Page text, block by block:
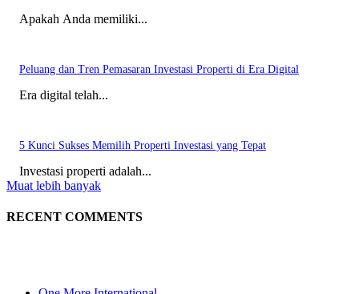
Apakah Anda memiliki...
Peluang dan Tren Pemasaran Investasi Properti di Era Digital
Era digital telah...
5 Kunci Sukses Memilih Properti Investasi yang Tepat
Investasi properti adalah...
Muat lebih banyak
RECENT COMMENTS